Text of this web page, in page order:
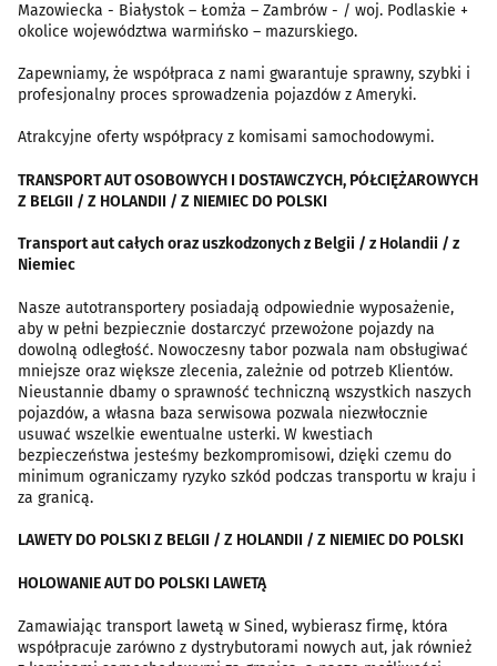
Mazowiecka - Białystok – Łomża – Zambrów - / woj. Podlaskie +
okolice województwa warmińsko – mazurskiego.
Zapewniamy, że współpraca z nami gwarantuje sprawny, szybki i
profesjonalny proces sprowadzenia pojazdów z Ameryki.
Atrakcyjne oferty współpracy z komisami samochodowymi.
TRANSPORT AUT OSOBOWYCH I DOSTAWCZYCH, PÓŁCIĘŻAROWYCH
Z BELGII / Z HOLANDII / Z NIEMIEC DO POLSKI
Transport aut całych oraz uszkodzonych z Belgii / z Holandii / z
Niemiec
Nasze autotransportery posiadają odpowiednie wyposażenie,
aby w pełni bezpiecznie dostarczyć przewożone pojazdy na
dowolną odległość. Nowoczesny tabor pozwala nam obsługiwać
mniejsze oraz większe zlecenia, zależnie od potrzeb Klientów.
Nieustannie dbamy o sprawność techniczną wszystkich naszych
pojazdów, a własna baza serwisowa pozwala niezwłocznie
usuwać wszelkie ewentualne usterki. W kwestiach
bezpieczeństwa jesteśmy bezkompromisowi, dzięki czemu do
minimum ograniczamy ryzyko szkód podczas transportu w kraju i
za granicą.
LAWETY DO POLSKI Z BELGII / Z HOLANDII / Z NIEMIEC DO POLSKI
HOLOWANIE AUT DO POLSKI LAWETĄ
Zamawiając transport lawetą w Sined, wybierasz firmę, która
współpracuje zarówno z dystrybutorami nowych aut, jak również